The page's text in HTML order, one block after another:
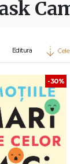
Editura
-30%